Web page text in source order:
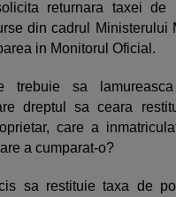
returnara taxei de
din cadrul Ministerului
in Monitorul Oficial.
trebuie sa
dreptul sa ceara
care a
a cumparat-o?
sa restituie taxa de